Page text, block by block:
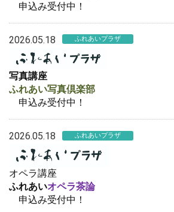
申込み受付中！
2026.05.18 ふれあいプラザ
写真講座
ふれあい写真倶楽部
申込み受付中！
2026.05.18 ふれあいプラザ
オペラ講座
ふれあいオペラ茶論
申込み受付中！